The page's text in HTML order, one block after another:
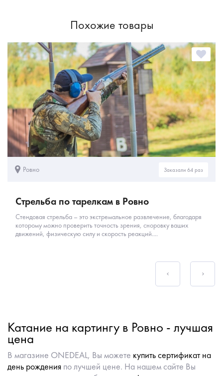
Похожие товары
Ровно Заказали 64 раз
Стрельба по тарелкам в Ровно
Стендовая стрельба – это экстремальное развлечение, благодаря
которому можно проверить точность зрения, сноровку ваших
движений, физическую силу и скорость реакций....
Катание на картингу в Ровно - лучшая
цена
В магазине ONEDEAL, Вы можете купить сертификат на
день рождения по лучшей цене. На нашем сайте Вы